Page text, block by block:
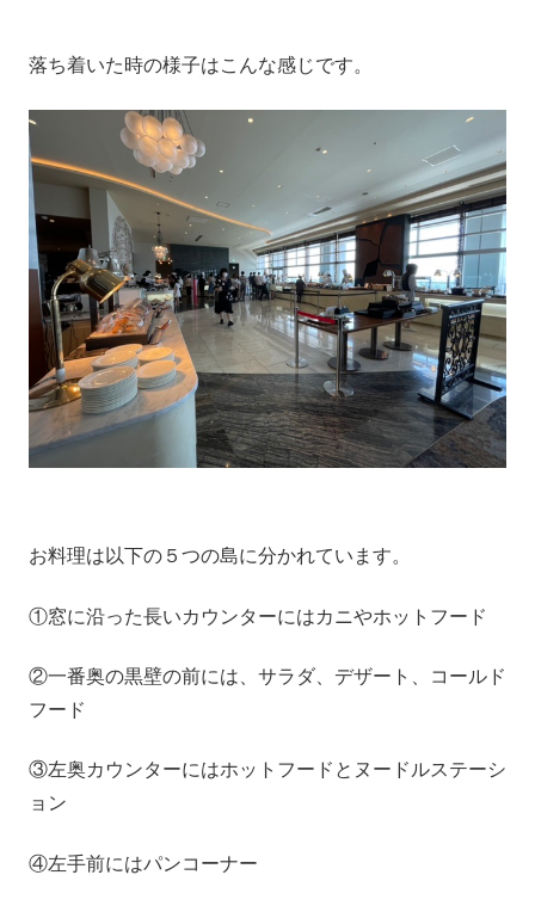
落ち着いた時の様子はこんな感じです。
お料理は以下の５つの島に分かれています。
①窓に沿った長いカウンターにはカニやホットフード
②一番奥の黒壁の前には、サラダ、デザート、コールド
フード
③左奥カウンターにはホットフードとヌードルステーシ
ョン
④左手前にはパンコーナー